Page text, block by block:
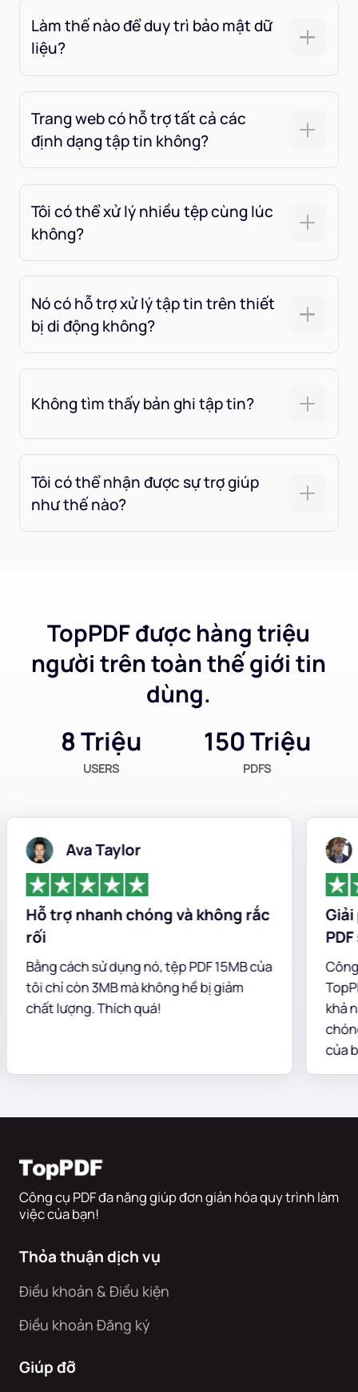
Làm thế nào để duy trì bảo mật dữ
liệu?
Trang web có hỗ trợ tất cả các
định dạng tập tin không?
Tôi có thể xử lý nhiều tệp cùng lúc
không?
Nó có hỗ trợ xử lý tập tin trên thiết
bị di động không?
Không tìm thấy bản ghi tập tin?
Tôi có thể nhận được sự trợ giúp
như thế nào?
TopPDF được hàng triệu
người trên toàn thế giới tin
dùng.
8 Triệu
USERS
150 Triệu
PDFS
Ava Taylor
trợ nhanh chóng và không rắc
cách sử dụng nó, tệp PDF 15MB của
chỉ còn 3MB mà không hề bị giảm
lượng. Thích quá!
Giải
PDF
Công
khả
chóng
của bố
Công cụ PDF đa năng giúp đơn giản hóa quy trình làm
việc của bạn!
Thỏa thuận dịch vụ
Điều khoản & Điều kiện
Điều khoản Đăng ký
Giúp đỡ